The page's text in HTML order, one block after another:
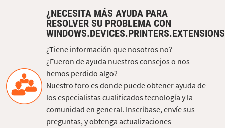
¿NECESITA MÁS AYUDA PARA
RESOLVER SU PROBLEMA CON
¿Tiene información que nosotros no?
¿Fueron de ayuda nuestros consejos o nos
hemos perdido algo?
Nuestro foro es donde puede obtener ayuda de
los especialistas cualificados tecnología y la
comunidad en general. Inscríbase, envíe sus
preguntas, y obtenga actualizaciones